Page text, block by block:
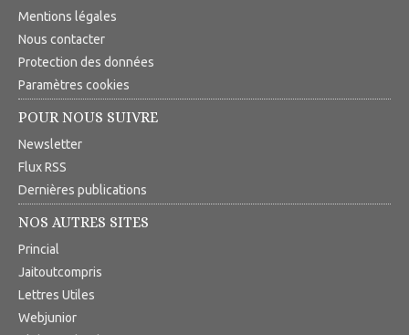
Mentions légales
Nous contacter
Protection des données
Paramètres cookies
POUR NOUS SUIVRE
Newsletter
Flux RSS
Dernières publications
NOS AUTRES SITES
Princial
Jaitoutcompris
Lettres Utiles
Webjunior